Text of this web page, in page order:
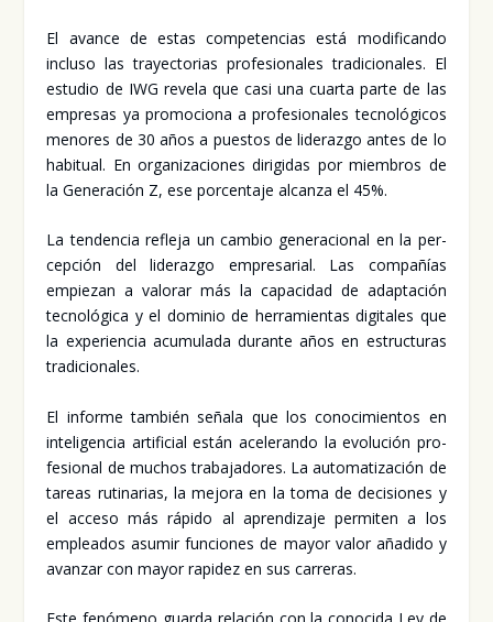
El avan­ce de estas com­pe­ten­cias está modi­fi­can­do
inclu­so las tra­yec­to­rias pro­fe­sio­na­les tra­di­cio­na­les. El
estu­dio de IWG reve­la que casi una cuar­ta par­te de las
empre­sas ya pro­mo­cio­na a pro­fe­sio­na­les tec­no­ló­gi­cos
meno­res de 30 años a pues­tos de lide­raz­go antes de lo
habi­tual. En orga­ni­za­cio­nes diri­gi­das por miem­bros de
la Gene­ra­ción Z, ese por­cen­ta­je alcan­za el 45%.
La ten­den­cia refle­ja un cam­bio gene­ra­cio­nal en la per­
cep­ción del lide­raz­go empre­sa­rial. Las com­pa­ñías
empie­zan a valo­rar más la capa­ci­dad de adap­ta­ción
tec­no­ló­gi­ca y el domi­nio de herra­mien­tas digi­ta­les que
la expe­rien­cia acu­mu­la­da duran­te años en estruc­tu­ras
tra­di­cio­na­les.
El infor­me tam­bién seña­la que los cono­ci­mien­tos en
inte­li­gen­cia arti­fi­cial están ace­le­ran­do la evo­lu­ción pro­
fe­sio­nal de muchos tra­ba­ja­do­res. La auto­ma­ti­za­ción de
tareas ruti­na­rias, la mejo­ra en la toma de deci­sio­nes y
el acce­so más rápi­do al apren­di­za­je per­mi­ten a los
emplea­dos asu­mir fun­cio­nes de mayor valor aña­di­do y
avan­zar con mayor rapi­dez en sus carre­ras.